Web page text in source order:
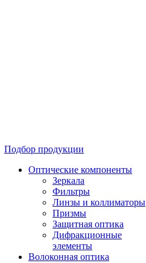
Подбор продукции
Оптические компоненты
Зеркала
Фильтры
Линзы и коллиматоры
Призмы
Защитная оптика
Дифракционные
элементы
Волоконная оптика